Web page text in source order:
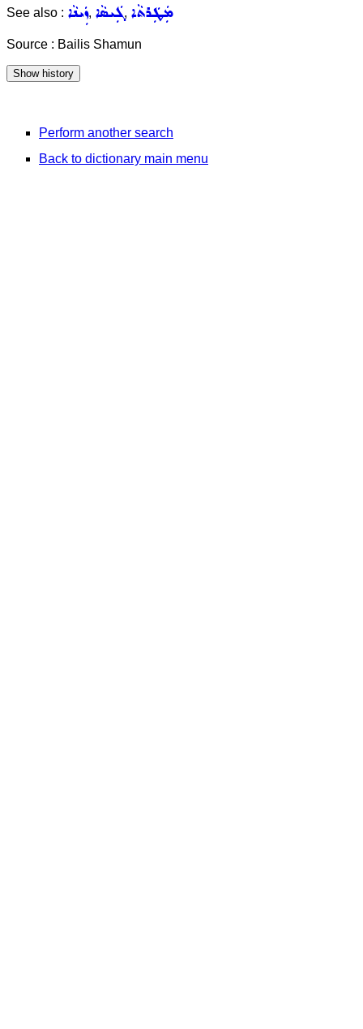
See also : ܙܲܝܢܵܐ, ܓܲܝܣܵܐ, ܡܲܛܲܪܬܵܐ
Source : Bailis Shamun
Perform another search
Back to dictionary main menu